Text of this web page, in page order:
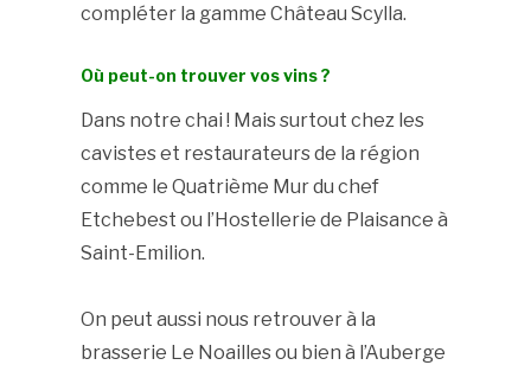
compléter la gamme Château Scylla.
Où peut-on trouver vos vins ?
Dans notre chai ! Mais surtout chez les
cavistes et restaurateurs de la région
comme le Quatrième Mur du chef
Etchebest ou l’Hostellerie de Plaisance à
Saint-Emilion.
On peut aussi nous retrouver à la
brasserie Le Noailles ou bien à l’Auberge